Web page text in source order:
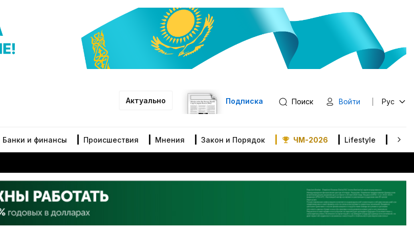
Актуально Подписка Поиск Войти Рус
Банки и финансы Происшествия Мнения Закон и Порядок ЧМ-2026 Lifestyle В